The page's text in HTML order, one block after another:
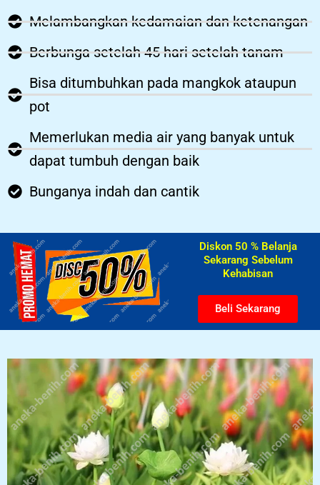
Melambangkan kedamaian dan ketenangan
Berbunga setelah 45 hari setelah tanam
Bisa ditumbuhkan pada mangkok ataupun
pot
Memerlukan media air yang banyak untuk
dapat tumbuh dengan baik
Bunganya indah dan cantik
Diskon 50 % Belanja
Sekarang Sebelum
Kehabisan​
Beli Sekarang